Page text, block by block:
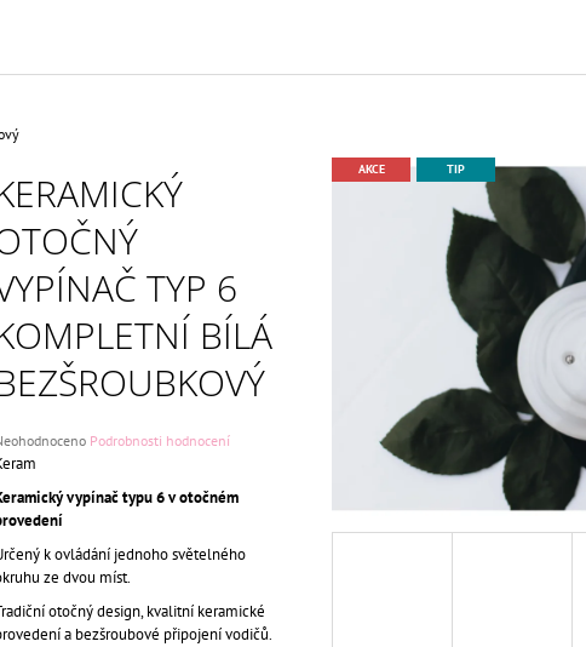
TYP 6
BÍLÁ
Podrobnosti hodnocení
AKCE TIP
vypínač typu 6 v otočném
k ovládání jednoho světelného
ze dvou míst.
otočný design, kvalitní keramické
a bezšroubové připojení vodičů.
VYPÍNAČ TYP 6 KOMPLETNÍ
BEZŠROUBKOVÝ
Kč
750 Kč
KERAMICKÝ VYPÍNAČ
KLAPKA KOMPLETNÍ
699 Kč
Původně: